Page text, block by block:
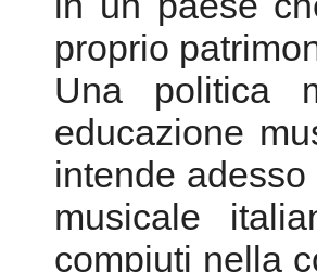
proprio
Una politica
educazione
intende
musicale
compiuti nella